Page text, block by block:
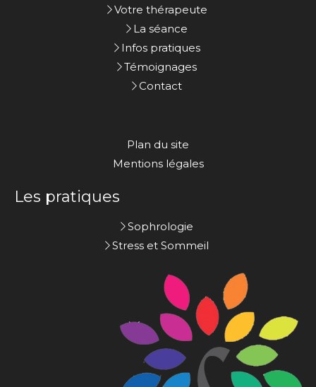
Votre thérapeute
La séance
Infos pratiques
Témoignages
Contact
Plan du site
Mentions légales
Les pratiques
Sophrologie
Stress et Sommeil